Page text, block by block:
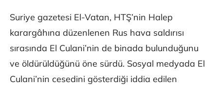
Suriye gazetesi El-Vatan, HTŞ’nin Halep
karargâhına düzenlenen Rus hava saldırısı
sırasında El Culani’nin de binada bulunduğunu
ve öldürüldüğünü öne sürdü. Sosyal medyada El
Culani’nin cesedini gösterdiği iddia edilen